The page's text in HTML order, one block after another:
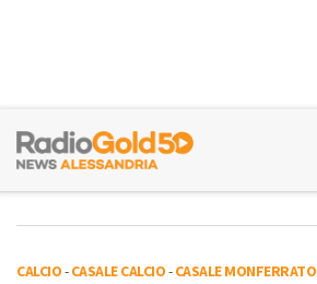
CALCIO-CASALE CALCIO-CASALE MONFERRATO